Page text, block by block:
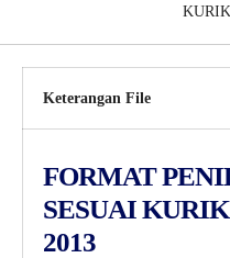
Keterangan File
FORMAT
SESUAI
2013